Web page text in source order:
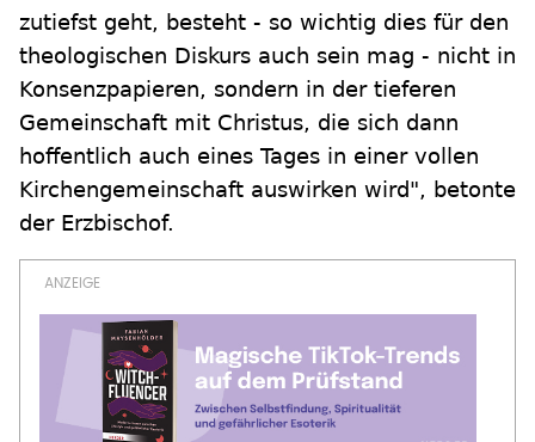
zutiefst geht, besteht - so wichtig dies für den
theologischen Diskurs auch sein mag - nicht in
Konsenzpapieren, sondern in der tieferen
Gemeinschaft mit Christus, die sich dann
hoffentlich auch eines Tages in einer vollen
Kirchengemeinschaft auswirken wird", betonte
der Erzbischof.